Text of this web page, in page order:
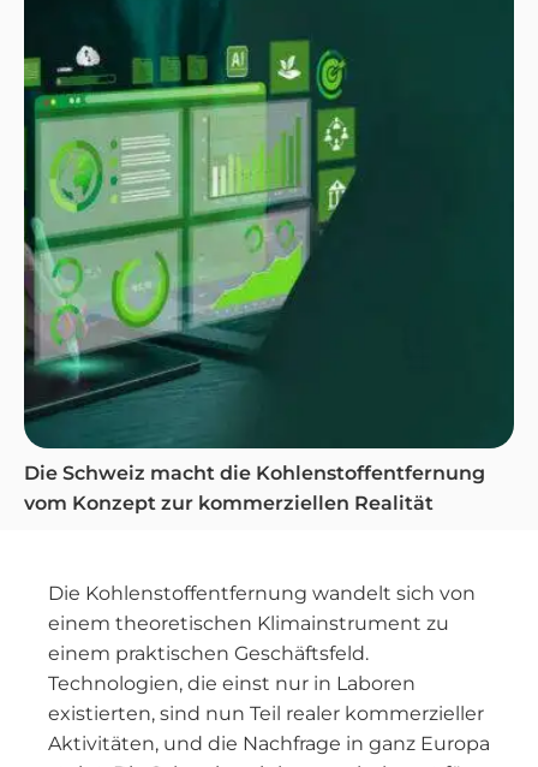
Die Schweiz macht die Kohlenstoffentfernung
vom Konzept zur kommerziellen Realität
Die Kohlenstoffentfernung wandelt sich von
einem theoretischen Klimainstrument zu
einem praktischen Geschäftsfeld.
Technologien, die einst nur in Laboren
existierten, sind nun Teil realer kommerzieller
Aktivitäten, und die Nachfrage in ganz Europa